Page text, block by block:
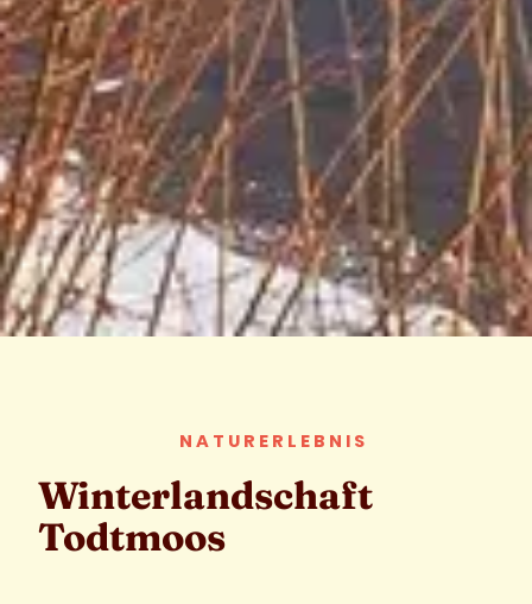
NATURERLEBNIS
Winterlandschaft
Todtmoos